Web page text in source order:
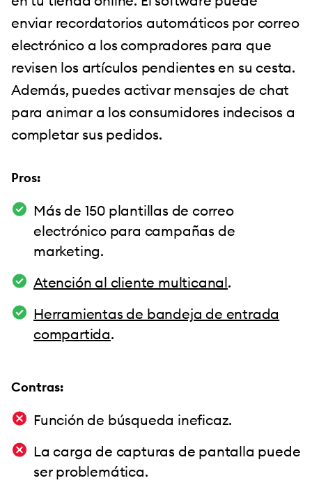
enviar recordatorios automáticos por correo
electrónico a los compradores para que
revisen los artículos pendientes en su cesta.
Además, puedes activar mensajes de chat
para animar a los consumidores indecisos a
completar sus pedidos.
Pros:
Más de 150 plantillas de correo
electrónico para campañas de
marketing.
Atención al cliente multicanal.
Herramientas de bandeja de entrada
compartida.
Contras:
Función de búsqueda ineficaz.
La carga de capturas de pantalla puede
ser problemática.